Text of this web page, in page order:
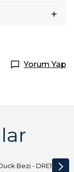
Yorum Yap
Açık Bej Duck Bezi - DRE1144 Kumaş Peçete